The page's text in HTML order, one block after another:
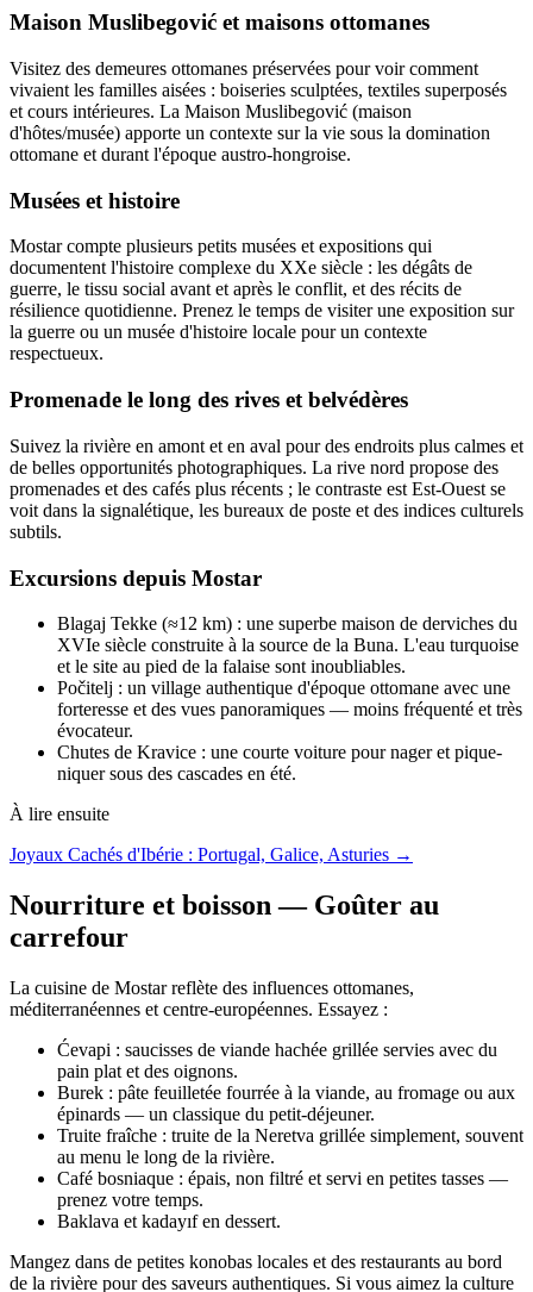
Maison Muslibegović et maisons ottomanes
Visitez des demeures ottomanes préservées pour voir comment
vivaient les familles aisées : boiseries sculptées, textiles superposés
et cours intérieures. La Maison Muslibegović (maison
d'hôtes/musée) apporte un contexte sur la vie sous la domination
ottomane et durant l'époque austro-hongroise.
Musées et histoire
Mostar compte plusieurs petits musées et expositions qui
documentent l'histoire complexe du XXe siècle : les dégâts de
guerre, le tissu social avant et après le conflit, et des récits de
résilience quotidienne. Prenez le temps de visiter une exposition sur
la guerre ou un musée d'histoire locale pour un contexte
respectueux.
Promenade le long des rives et belvédères
Suivez la rivière en amont et en aval pour des endroits plus calmes et
de belles opportunités photographiques. La rive nord propose des
promenades et des cafés plus récents ; le contraste est Est-Ouest se
voit dans la signalétique, les bureaux de poste et des indices culturels
subtils.
Excursions depuis Mostar
Blagaj Tekke (≈12 km) : une superbe maison de derviches du
XVIe siècle construite à la source de la Buna. L'eau turquoise
et le site au pied de la falaise sont inoubliables.
Počitelj : un village authentique d'époque ottomane avec une
forteresse et des vues panoramiques — moins fréquenté et très
évocateur.
Chutes de Kravice : une courte voiture pour nager et pique-
niquer sous des cascades en été.
À lire ensuite
Joyaux Cachés d'Ibérie : Portugal, Galice, Asturies →
Nourriture et boisson — Goûter au
carrefour
La cuisine de Mostar reflète des influences ottomanes,
méditerranéennes et centre-européennes. Essayez :
Ćevapi : saucisses de viande hachée grillée servies avec du
pain plat et des oignons.
Burek : pâte feuilletée fourrée à la viande, au fromage ou aux
épinards — un classique du petit‑déjeuner.
Truite fraîche : truite de la Neretva grillée simplement, souvent
au menu le long de la rivière.
Café bosniaque : épais, non filtré et servi en petites tasses —
prenez votre temps.
Baklava et kadayıf en dessert.
Mangez dans de petites konobas locales et des restaurants au bord
de la rivière pour des saveurs authentiques. Si vous aimez la culture